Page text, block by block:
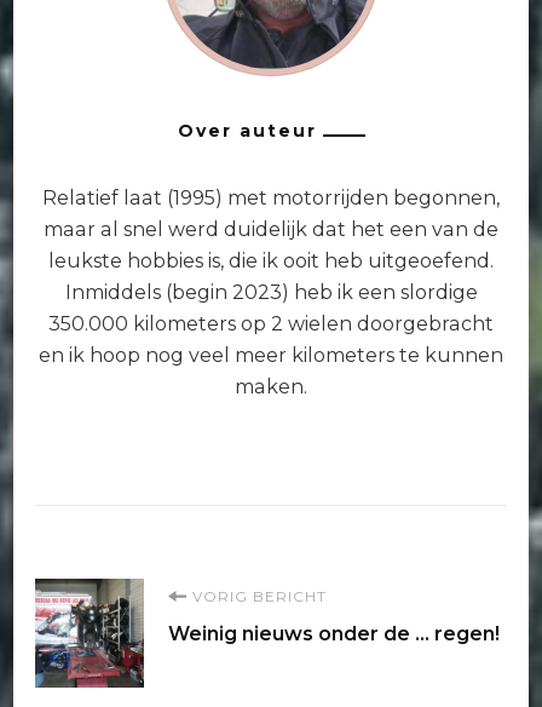
Over auteur
Relatief laat (1995) met motorrijden begonnen,
maar al snel werd duidelijk dat het een van de
leukste hobbies is, die ik ooit heb uitgeoefend.
Inmiddels (begin 2023) heb ik een slordige
350.000 kilometers op 2 wielen doorgebracht
en ik hoop nog veel meer kilometers te kunnen
maken.
Bericht
navigatie
VORIG BERICHT
Weinig nieuws onder de … regen!